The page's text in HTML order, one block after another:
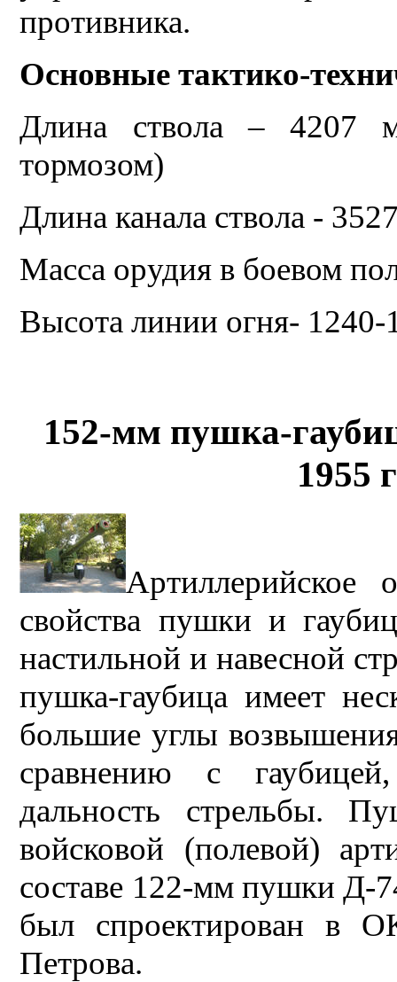
противника.
Основные тактико-
Длина ствола – 4207
тормозом)
Длина канала ствола -
Масса орудия в боевом
Высота линии огня-
152-мм пушка-
1955
Артиллерийское
свойства пушки и
настильной и навесной
пушка-гаубица имеет
большие углы
сравнению с
дальность стрельбы.
войсковой (полевой)
составе 122-мм пушки Д-
был спроектирован в
Петрова.